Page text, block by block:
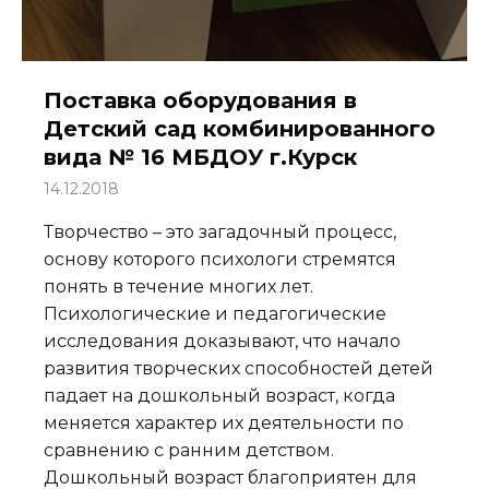
Поставка оборудования в
Детский сад комбинированного
вида № 16 МБДОУ г.Курск
14.12.2018
Творчество – это загадочный процесс,
основу которого психологи стремятся
понять в течение многих лет.
Психологические и педагогические
исследования доказывают, что начало
развития творческих способностей детей
падает на дошкольный возраст, когда
меняется характер их деятельности по
сравнению с ранним детством.
Дошкольный возраст благоприятен для